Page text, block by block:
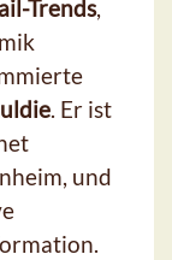
Trends,
. Er ist
und